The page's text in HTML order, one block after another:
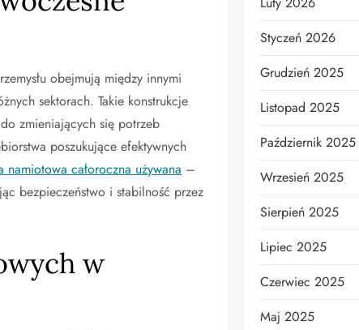
obejmują między innymi
sektorach. Takie konstrukcje
zmieniających się potrzeb
poszukujące efektywnych
namiotowa całoroczna używana –
bezpieczeństwo i stabilność przez
w
Styczeń 2026
Grudzień 2025
Listopad 2025
Październik 2025
Wrzesień 2025
Sierpień 2025
Lipiec 2025
Czerwiec 2025
Maj 2025